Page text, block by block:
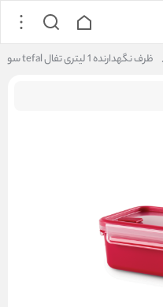
ظرف نگهدارنده 1 لیتری تفال tefal سوپاپ دار